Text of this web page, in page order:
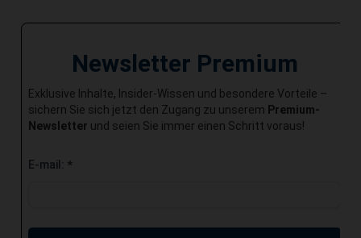
Newsletter Premium
Exklusive Inhalte, Insider-Wissen und besondere Vorteile –
sichern Sie sich jetzt den Zugang zu unserem Premium-
Newsletter und seien Sie immer einen Schritt voraus!
E-mail: *